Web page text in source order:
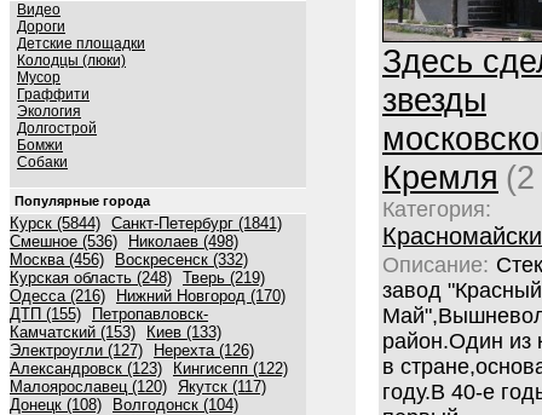
Видео
Дороги
Детские площадки
Колодцы (люки)
Мусор
Граффити
Экология
Долгострой
Бомжи
Собаки
Популярные города
Курск (5844) Санкт-Петербург (1841)
Смешное (536)
Николаев (498)
Москва (456)
Воскресенск (332)
Курская область (248) Тверь (219)
Одесса (216)
Нижний Новгород (170)
ДТП (155)
Петропавловск-
Камчатский (153)
Киев (133)
Электроугли (127)
Нерехта (126)
Александровск (123)
Кингисепп (122)
Малоярославец (120) Якутск (117)
Донецк (108)
Волгодонск (104)
Здесь
звезды
Кремля
Категория:
Описание:
завод "Красный
район.Один из
в
году.В 40-е